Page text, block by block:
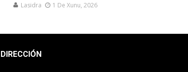
Lasidra 1 De Xunu, 2026
DIRECCIÓN